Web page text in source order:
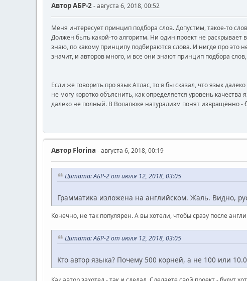
АвторАБР-2- августа 6, 2018, 00:52
Меня интересует принцип подбора слов. Допустим, такое-то
Должен быть какой-то алгоритм. Ни один проект не
знаю, по какому принципу подбираются слова. И нигде про это
значит, и авторов много, и все они знают принцип подбора
Если же говорить про язык Атлас, то я бы сказал, что язык
не могу коротко объяснить, как определяется уровень
далеко не полный. В Волапюке натурализм понят извращённо -
Автор Florina - августа 6, 2018, 00:19
Цитата: АБР-2 от июля 12, 2018, 03:05
Грамматика изложена на английском. Жаль. Видно,
Конечно, не так популярен. А вы хотели, чтобы сразу после
Цитата: АБР-2 от июля 12, 2018, 03:05
Кто автор языка? Почему 500 корней, а не 100 или